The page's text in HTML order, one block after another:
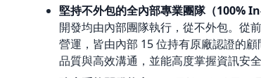
堅持不外包的全內部專業團隊（100%
開發均由內部團隊執行，從不外包。從
營運，皆由內部 15 位持有原廠認證的
品質與高效溝通，並能高度掌握資訊安全